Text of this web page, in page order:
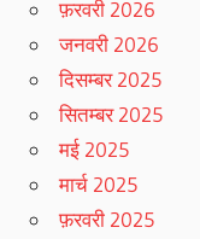
फ़रवरी 2026
जनवरी 2026
दिसम्बर 2025
सितम्बर 2025
मई 2025
मार्च 2025
फ़रवरी 2025